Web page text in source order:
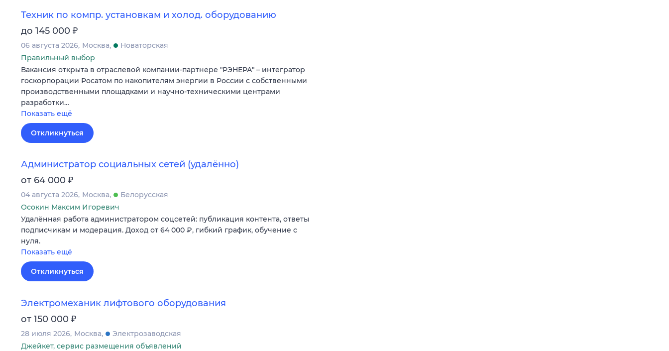
Техник по компр. установкам и холод. оборудованию
до 145 000 ₽
06 августа 2026 Москва
Новаторская
Правильный выбор
Вакансия открыта в отраслевой компании-партнере "РЭНЕРА" – интегратор
госкорпорации Росатом по накопителям энергии в России с собственными
производственными площадками и научно-техническими центрами
разработки…
Показать ещё
Откликнуться
Администратор социальных сетей (удалённо)
от 64 000 ₽
04 августа 2026 Москва
Белорусская
Осокин Максим Игоревич
Удалённая работа администратором соцсетей: публикация контента, ответы
подписчикам и модерация. Доход от 64 000 ₽, гибкий график, обучение с
нуля.
Показать ещё
Откликнуться
Электромеханик лифтового оборудования
от 150 000 ₽
28 июля 2026 Москва
Электрозаводская
Джейкет, сервис размещения объявлений